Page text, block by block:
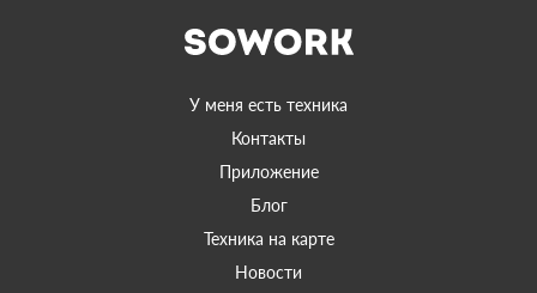
У меня есть техника
Контакты
Приложение
Блог
Техника на карте
Новости